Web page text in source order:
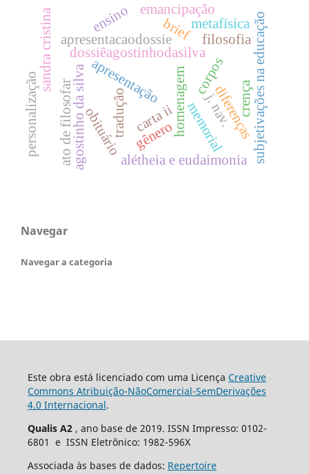
apresentação
dossiêagostinhodasilva
apresentacaodossie
tradução
brief
j. nav.
agostinho da silva carta ii
sandra cristina
obituário homenagemmemorialdiferenças
corpos subjetivações na educação
alétheia e eudaimonia
filosofia
metafísica
ato de filosofar
personalização crença
gênero
emancipação
ensino
Navegar
Navegar a categoria
Este obra está licenciado com uma Licença Creative
Commons Atribuição-NãoComercial-SemDerivações
4.0 Internacional.
Qualis A2 , ano base de 2019. ISSN Impresso: 0102-
6801 e ISSN Eletrônico: 1982-596X
Associada às bases de dados: Repertoire